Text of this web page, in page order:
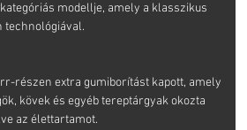
modellje, amely a klasszikus
technológiával.
részen extra gumiborítást kapott, amely
kövek és egyéb tereptárgyak okozta
az élettartamot.